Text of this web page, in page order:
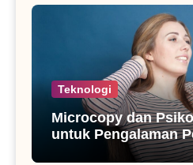
Teknologi
Microcopy dan
untuk Pengalaman